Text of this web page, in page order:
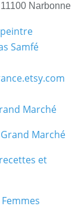
Narbonne
Samfé
Marché
Marché
et